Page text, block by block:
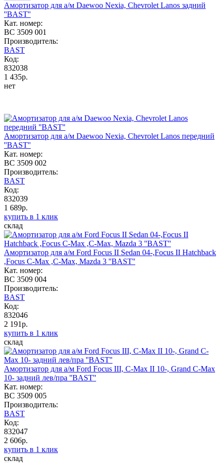
Амортизатор для а/м Daewoo Nexia, Chevrolet Lanos задний
''BAST''
Кат. номер:
BC 3509 001
Производитель:
BAST
Код:
832038
1 435р.
нет
Амортизатор для а/м Daewoo Nexia, Chevrolet Lanos передний
''BAST''
Кат. номер:
BC 3509 002
Производитель:
BAST
Код:
832039
1 689р.
купить в 1 клик
склад
Амортизатор для а/м Ford Focus II Sedan 04-,Focus II Hatchback
,Focus C-Max ,C-Max, Mazda 3 ''BAST''
Кат. номер:
BC 3509 004
Производитель:
BAST
Код:
832046
2 191р.
купить в 1 клик
склад
Амортизатор для а/м Ford Focus III, C-Max II 10-, Grand C-Max
10- задний лев/пра ''BAST''
Кат. номер:
BC 3509 005
Производитель:
BAST
Код:
832047
2 606р.
купить в 1 клик
склад